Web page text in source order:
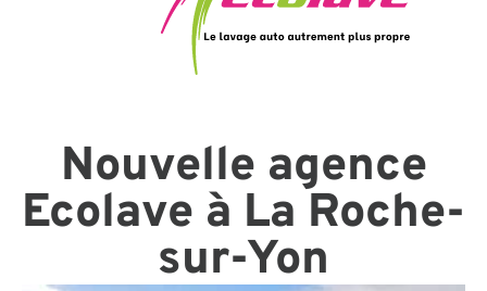
Nouvelle agence
Ecolave à La Roche-
sur-Yon